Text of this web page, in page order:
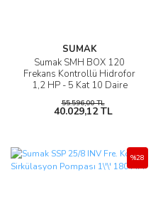
SUMAK
Sumak SMH BOX 120
Frekans Kontrollü Hidrofor
1,2 HP - 5 Kat 10 Daire
55.596,00 TL
40.029,12 TL
%28